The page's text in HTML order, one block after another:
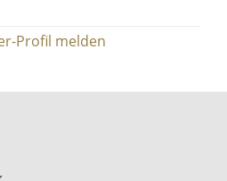
Profil melden